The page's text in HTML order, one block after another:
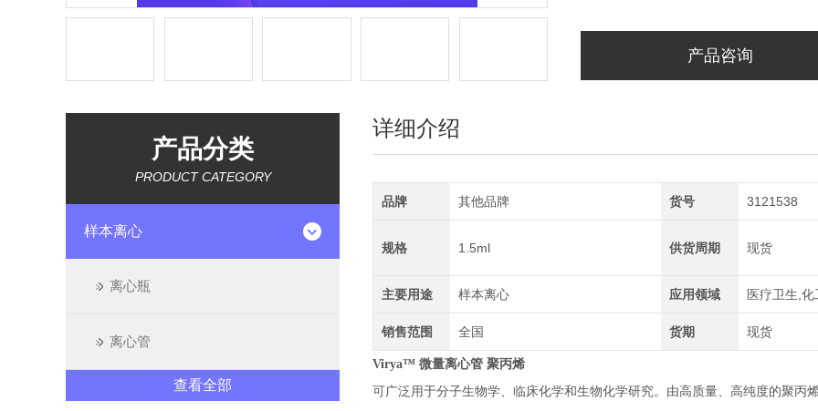
产品咨询
产品分类
PRODUCT CATEGORY
样本离心
离心瓶
离心管
查看全部
详细介绍
品牌 其他品牌 货号 3121538
规格 1.5ml 供货周期 现货
主要用途 样本离心 应用领域 医疗卫生,化
销售范围 全国 货期 现货
Virya™ 微量离心管 聚丙烯
可广泛用于分子生物学、临床化学和生物化学研究。由高质量、高纯度的聚丙